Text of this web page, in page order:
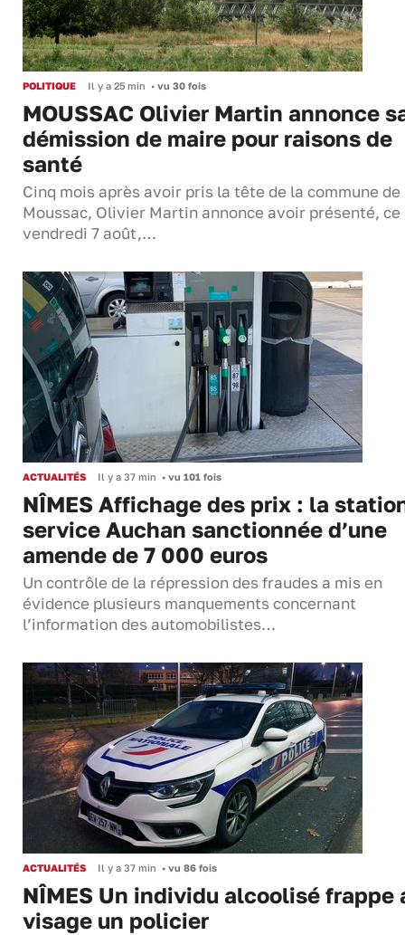
POLITIQUE Il y a 25 min • vu 30 fois
MOUSSAC Olivier Martin annonce
démission de maire pour raisons de
santé
Cinq mois après avoir pris la tête de la commune de
Moussac, Olivier Martin annonce avoir présenté, ce
vendredi 7 août,…
ACTUALITÉS Il y a 37 min • vu 101 fois
NÎMES Affichage des prix : la
service Auchan sanctionnée d’une
amende de 7 000 euros
Un contrôle de la répression des fraudes a mis en
évidence plusieurs manquements concernant
l’information des automobilistes…
ACTUALITÉS Il y a 37 min • vu 86 fois
NÎMES Un individu alcoolisé frappe
visage un policier